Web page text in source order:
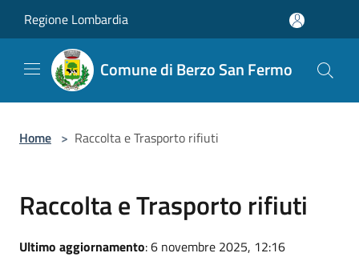
Regione Lombardia
Comune di Berzo San Fermo
Home > Raccolta e Trasporto rifiuti
Raccolta e Trasporto rifiuti
Ultimo aggiornamento: 6 novembre 2025, 12:16